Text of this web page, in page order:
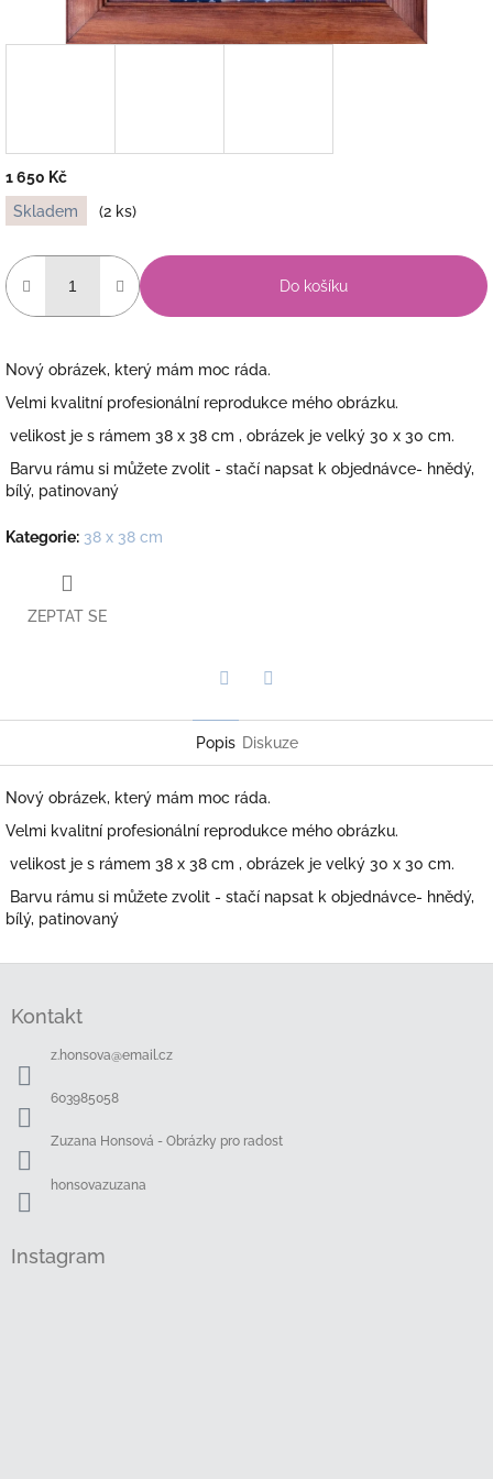
1 650 Kč
Měrná
cena:
Skladem (2 ks)
Do košíku
Nový obrázek, který mám moc ráda.
Velmi kvalitní profesionální reprodukce mého obrázku.
velikost je s rámem 38 x 38 cm , obrázek je velký 30 x 30 cm.
Barvu rámu si můžete zvolit - stačí napsat k objednávce- hnědý,
bílý, patinovaný
Kategorie: 38 x 38 cm
ZEPTAT SE
Popis Diskuze
Nový obrázek, který mám moc ráda.
Velmi kvalitní profesionální reprodukce mého obrázku.
velikost je s rámem 38 x 38 cm , obrázek je velký 30 x 30 cm.
Barvu rámu si můžete zvolit - stačí napsat k objednávce- hnědý,
bílý, patinovaný
Kontakt
z.honsova@email.cz
603985058
Zuzana Honsová - Obrázky pro radost
honsovazuzana
Instagram